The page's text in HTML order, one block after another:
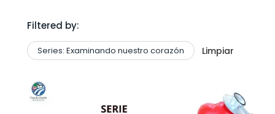
Filtered by:
Series: Examinando nuestro corazón Limpiar